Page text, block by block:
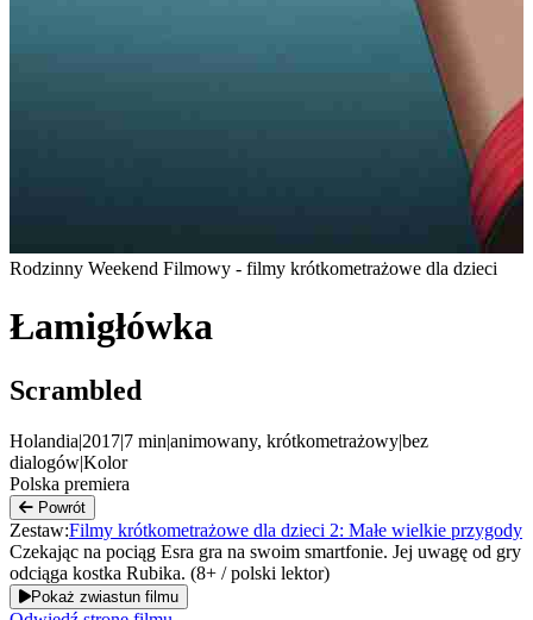
Rodzinny Weekend Filmowy - filmy krótkometrażowe dla dzieci
Łamigłówka
Scrambled
Holandia|2017|7 min|animowany, krótkometrażowy|bez
dialogów|Kolor
Polska premiera
Powrót
Zestaw:Filmy krótkometrażowe dla dzieci 2: Małe wielkie przygody
Czekając na pociąg Esra gra na swoim smartfonie. Jej uwagę od gry
odciąga kostka Rubika. (8+ / polski lektor)
Pokaż zwiastun filmu